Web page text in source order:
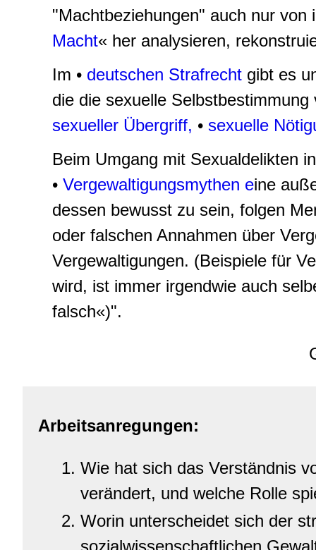
"Machtbeziehungen" auch nur von
Macht« her analysieren,
Im • deutschen Strafrecht gibt es
die die sexuelle
sexueller Übergriff, • sexuelle
Beim Umgang mit Sexualdelikten
• Vergewaltigungsmythen eine
dessen bewusst zu sein, folgen
oder falschen Annahmen über
Vergewaltigungen. (Beispiele für
wird, ist immer irgendwie auch
falsch«)".
Arbeitsanregungen:
Wie hat sich das Verständnis
verändert, und welche Rolle
Worin unterscheidet sich der
sozialwissenschaftlichen